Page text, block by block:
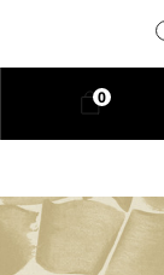
0